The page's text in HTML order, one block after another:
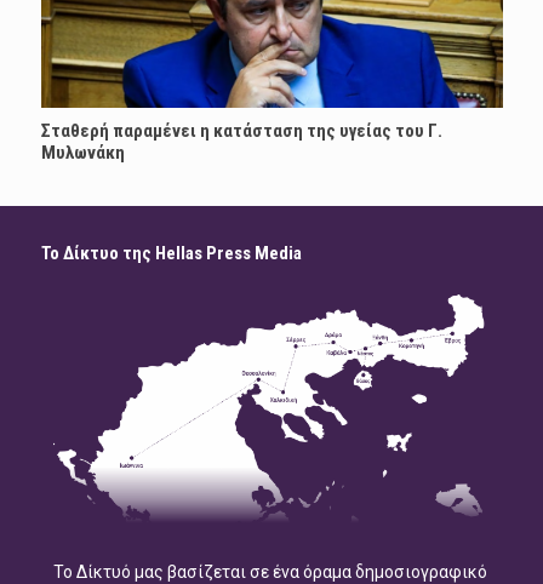
Σταθερή παραμένει η κατάσταση της υγείας του Γ.
Μυλωνάκη
Το Δίκτυο της Hellas Press Media
Το Δίκτυό μας βασίζεται σε ένα όραμα δημοσιογραφικό